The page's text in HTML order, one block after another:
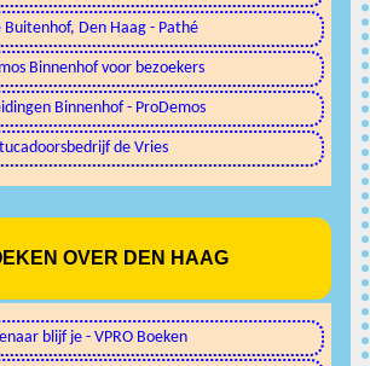
Buitenhof, Den Haag - Pathé
Binnenhof voor bezoekers
Binnenhof - ProDemos
de Vries
OVER DEN HAAG
blijf je - VPRO Boeken